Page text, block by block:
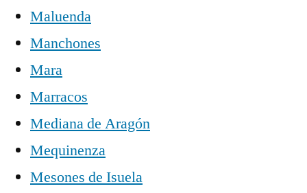
Maluenda
Manchones
Mara
Marracos
Mediana de Aragón
Mequinenza
Mesones de Isuela